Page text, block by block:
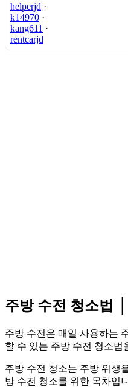
helperjd ·
k14970 ·
kang611 ·
rentcarjd
주방 수전 청소법
주방 수전은 매일 사용하는
할 수 있는 주방 수전 청소법
주방 수전 청소는 주방 위생
방 수전 청소를 위한 목차입